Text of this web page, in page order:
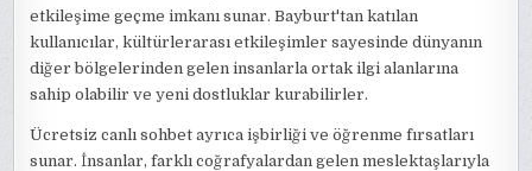
etkileşime geçme imkanı sunar. Bayburt'tan katılan
kullanıcılar, kültürlerarası etkileşimler sayesinde dünyanın
diğer bölgelerinden gelen insanlarla ortak ilgi alanlarına
sahip olabilir ve yeni dostluklar kurabilirler.
Ücretsiz canlı sohbet ayrıca işbirliği ve öğrenme fırsatları
sunar. İnsanlar, farklı coğrafyalardan gelen meslektaşlarıyla